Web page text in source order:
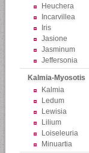
Heuchera
Incarvillea
Iris
Jasione
Jasminum
Jeffersonia
Kalmia-Myosotis
Kalmia
Ledum
Lewisia
Lilium
Loiseleuria
Minuartia